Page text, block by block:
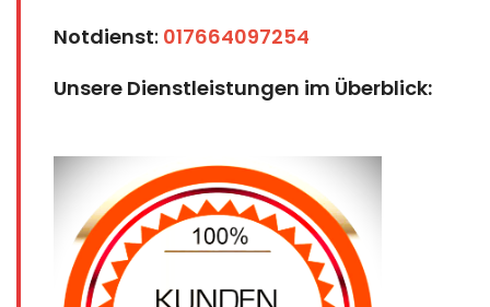
Notdienst: 017664097254
Unsere Dienstleistungen im Überblick: